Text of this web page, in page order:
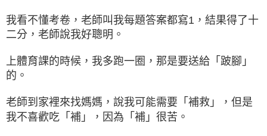
我看不懂考卷，老師叫我每題答案都寫1，結果得了十
二分，老師說我好聰明。
上體育課的時候，我多跑一圈，那是要送給「跛腳」
的。
老師到家裡來找媽媽，說我可能需要「補救」，但是
我不喜歡吃「補」，因為「補」很苦。